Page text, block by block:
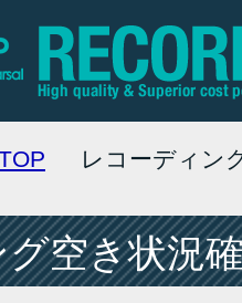
レコーディン
空き状況